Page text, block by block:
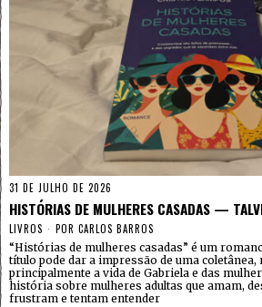
31 DE JULHO DE 2026
HISTÓRIAS DE MULHERES CASADAS —
LIVROS POR CARLOS BARROS
“Histórias de mulheres casadas” é um
título pode dar a impressão de uma
principalmente a vida de Gabriela e das
história sobre mulheres adultas que amam,
frustram e tentam entender